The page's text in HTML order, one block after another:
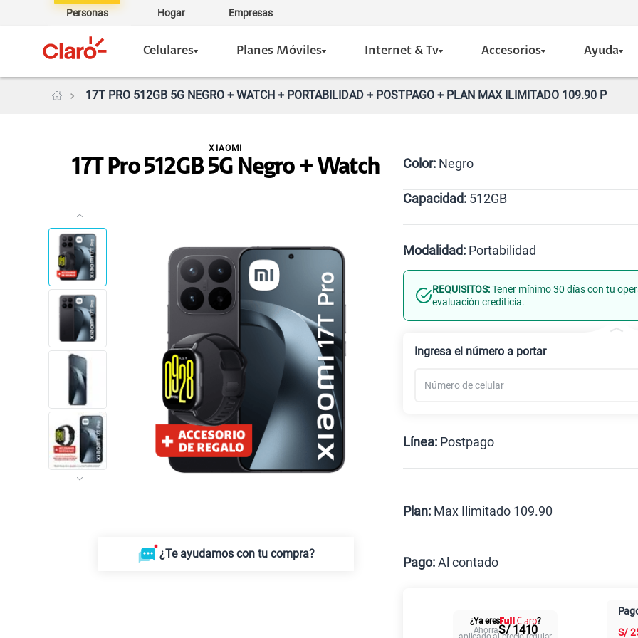
Personas Hogar Empresas
Celulares Planes Móviles Internet & Tv Accesorios Ayuda
17T PRO 512GB 5G NEGRO + WATCH + PORTABILIDAD + POSTPAGO + PLAN MAX ILIMITADO 109.90 P
17T Pro 512GB 5G Negro + Watch
XIAOMI
¿Te ayudamos con tu compra?
Color: Negro
Negro
Capacidad: 512GB
Modalidad: Portabilidad
Línea Nueva Portabilidad
REQUISITOS:Tener mínimo 30 días con tu
evaluación crediticia.
Ingresa el número a portar
Línea: Postpago
Plan: Max Ilimitado 109.90
Pago:Al contado
Cuotas
¿Ya eres
?
AhorraS/ 1410
S/